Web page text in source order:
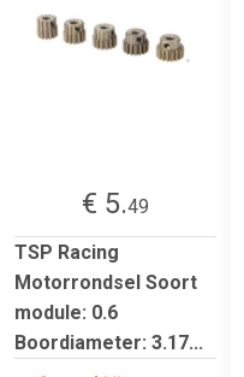
€ 5.49
TSP Racing
Motorrondsel Soort
module: 0.6
Boordiameter: 3.17...